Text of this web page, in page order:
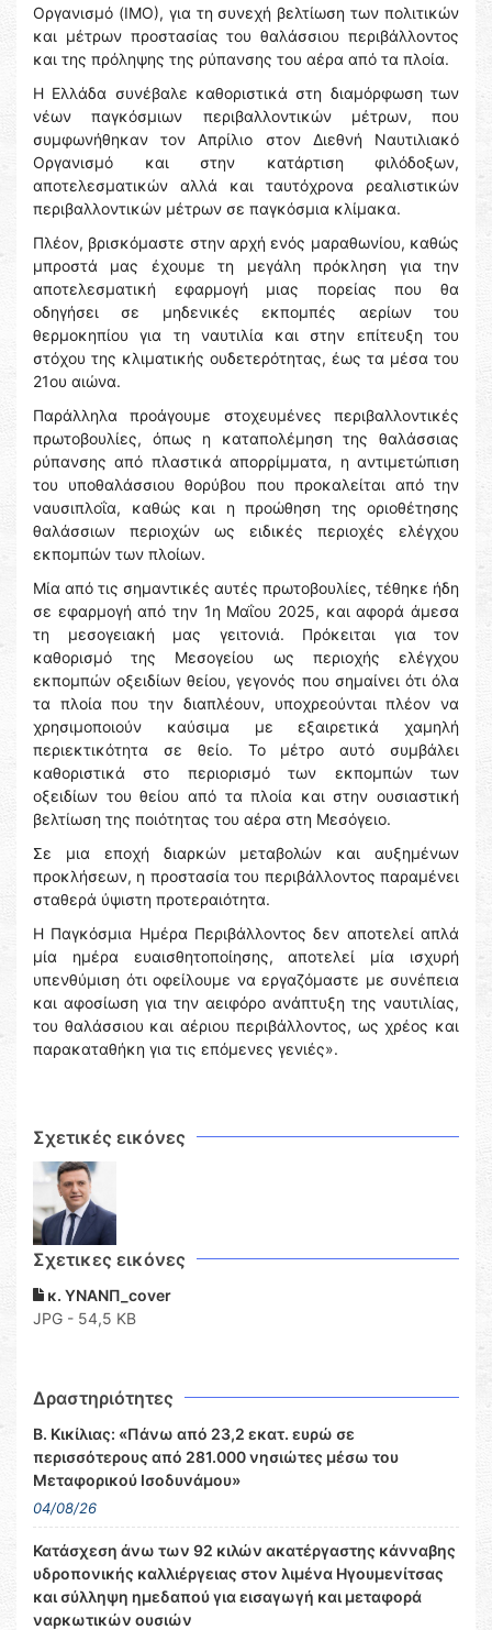
Οργανισμό (ΙΜΟ), για τη συνεχή βελτίωση των πολιτικών
και μέτρων προστασίας του θαλάσσιου περιβάλλοντος
και της πρόληψης της ρύπανσης του αέρα από τα πλοία.
Η Ελλάδα συνέβαλε καθοριστικά στη διαμόρφωση των
νέων παγκόσμιων περιβαλλοντικών μέτρων, που
συμφωνήθηκαν τον Απρίλιο στον Διεθνή Ναυτιλιακό
Οργανισμό και στην κατάρτιση φιλόδοξων,
αποτελεσματικών αλλά και ταυτόχρονα ρεαλιστικών
περιβαλλοντικών μέτρων σε παγκόσμια κλίμακα.
Πλέον, βρισκόμαστε στην αρχή ενός μαραθωνίου, καθώς
μπροστά μας έχουμε τη μεγάλη πρόκληση για την
αποτελεσματική εφαρμογή μιας πορείας που θα
οδηγήσει σε μηδενικές εκπομπές αερίων του
θερμοκηπίου για τη ναυτιλία και στην επίτευξη του
στόχου της κλιματικής ουδετερότητας, έως τα μέσα του
21ου αιώνα.
Παράλληλα προάγουμε στοχευμένες περιβαλλοντικές
πρωτοβουλίες, όπως η καταπολέμηση της θαλάσσιας
ρύπανσης από πλαστικά απορρίμματα, η αντιμετώπιση
του υποθαλάσσιου θορύβου που προκαλείται από την
ναυσιπλοΐα, καθώς και η προώθηση της οριοθέτησης
θαλάσσιων περιοχών ως ειδικές περιοχές ελέγχου
εκπομπών των πλοίων.
Μία από τις σημαντικές αυτές πρωτοβουλίες, τέθηκε ήδη
σε εφαρμογή από την 1η Μαΐου 2025, και αφορά άμεσα
τη μεσογειακή μας γειτονιά. Πρόκειται για τον
καθορισμό της Μεσογείου ως περιοχής ελέγχου
εκπομπών οξειδίων θείου, γεγονός που σημαίνει ότι όλα
τα πλοία που την διαπλέουν, υποχρεούνται πλέον να
χρησιμοποιούν καύσιμα με εξαιρετικά χαμηλή
περιεκτικότητα σε θείο. Το μέτρο αυτό συμβάλει
καθοριστικά στο περιορισμό των εκπομπών των
οξειδίων του θείου από τα πλοία και στην ουσιαστική
βελτίωση της ποιότητας του αέρα στη Μεσόγειο.
Σε μια εποχή διαρκών μεταβολών και αυξημένων
προκλήσεων, η προστασία του περιβάλλοντος παραμένει
σταθερά ύψιστη προτεραιότητα.
Η Παγκόσμια Ημέρα Περιβάλλοντος δεν αποτελεί απλά
μία ημέρα ευαισθητοποίησης, αποτελεί μία ισχυρή
υπενθύμιση ότι οφείλουμε να εργαζόμαστε με συνέπεια
και αφοσίωση για την αειφόρο ανάπτυξη της ναυτιλίας,
του θαλάσσιου και αέριου περιβάλλοντος, ως χρέος και
παρακαταθήκη για τις επόμενες γενιές».
Σχετικές εικόνες
Σχετικες εικόνες
κ. ΥΝΑΝΠ_cover
JPG - 54,5 KB
Δραστηριότητες
Β. Κικίλιας: «Πάνω από 23,2 εκατ. ευρώ σε
περισσότερους από 281.000 νησιώτες μέσω του
Μεταφορικού Ισοδυνάμου»
04/08/26
Κατάσχεση άνω των 92 κιλών ακατέργαστης κάνναβης
υδροπονικής καλλιέργειας στον λιμένα Ηγουμενίτσας
και σύλληψη ημεδαπού για εισαγωγή και μεταφορά
ναρκωτικών ουσιών